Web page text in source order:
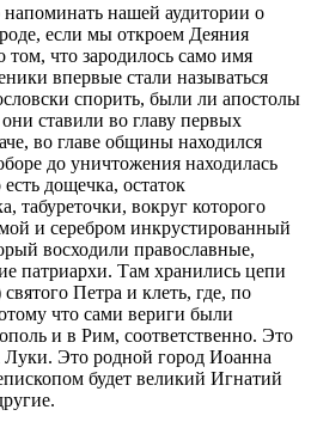
нашей аудитории о
если мы откроем Деяния
что зародилось само имя
впервые стали называться
спорить, были ли апостолы
ставили во главу первых
во главе общины находился
до уничтожения находилась
дощечка, остаток
табуреточки, вокруг которого
и серебром инкрустированный
восходили православные,
патриархи. Там хранились цепи
Петра и клеть, где, по
что сами вериги были
и в Рим, соответственно. Это
Луки. Это родной город Иоанна
будет великий Игнатий